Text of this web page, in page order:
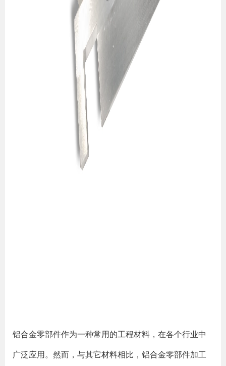
铝合金零部件作为一种常用的工程材料，在各个行业中
广泛应用。然而，与其它材料相比，铝合金零部件加工